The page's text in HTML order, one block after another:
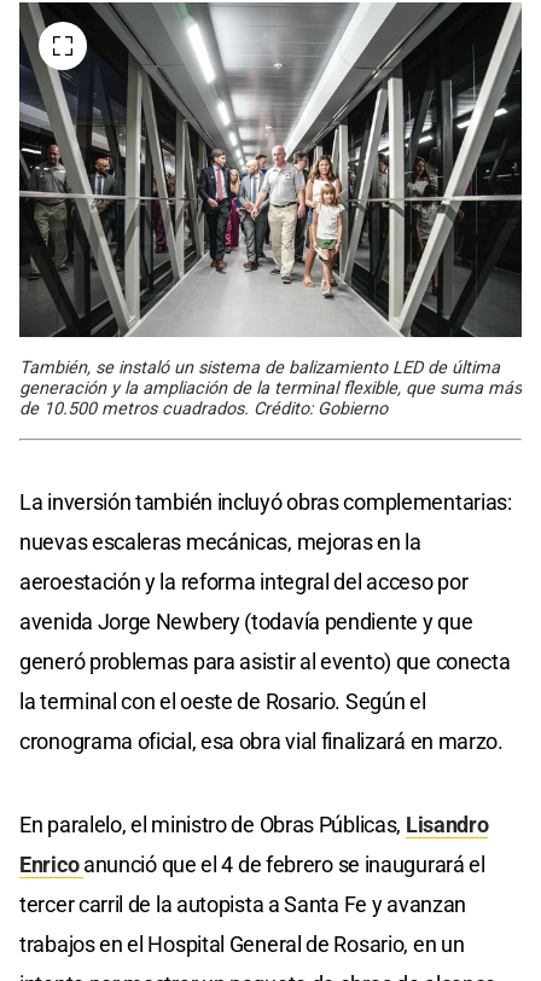
También, se instaló un sistema de balizamiento LED de última
generación y la ampliación de la terminal flexible, que suma más
de 10.500 metros cuadrados. Crédito: Gobierno
La inversión también incluyó obras complementarias:
nuevas escaleras mecánicas, mejoras en la
aeroestación y la reforma integral del acceso por
avenida Jorge Newbery (todavía pendiente y que
generó problemas para asistir al evento) que conecta
la terminal con el oeste de Rosario. Según el
cronograma oficial, esa obra vial finalizará en marzo.
En paralelo, el ministro de Obras Públicas, Lisandro
Enricoanunció que el 4 de febrero se inaugurará el
tercer carril de la autopista a Santa Fe y avanzan
trabajos en el Hospital General de Rosario, en un